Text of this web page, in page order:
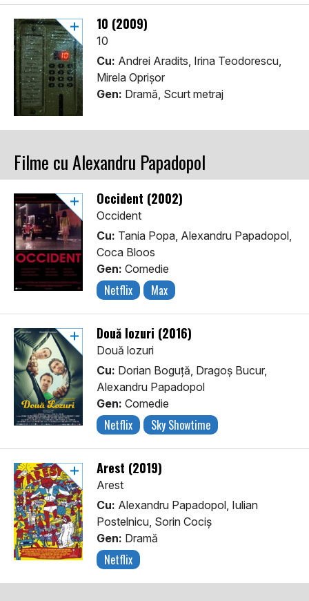
10 (2009)
10
Cu: Andrei Aradits, Irina Teodorescu,
Mirela Oprişor
Gen: Dramă, Scurt metraj
Filme cu Alexandru Papadopol
Occident (2002)
Occident
Cu: Tania Popa, Alexandru Papadopol,
Coca Bloos
Gen: Comedie
Netflix Max
Două lozuri (2016)
Două lozuri
Cu: Dorian Boguță, Dragoș Bucur,
Alexandru Papadopol
Gen: Comedie
Netflix Sky Showtime
Arest (2019)
Arest
Cu: Alexandru Papadopol, Iulian
Postelnicu, Sorin Cociș
Gen: Dramă
Netflix